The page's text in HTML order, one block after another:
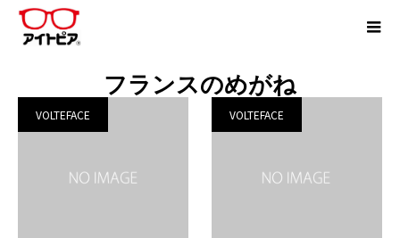
フランスのめがね
VOLTEFACE VOLTEFACE